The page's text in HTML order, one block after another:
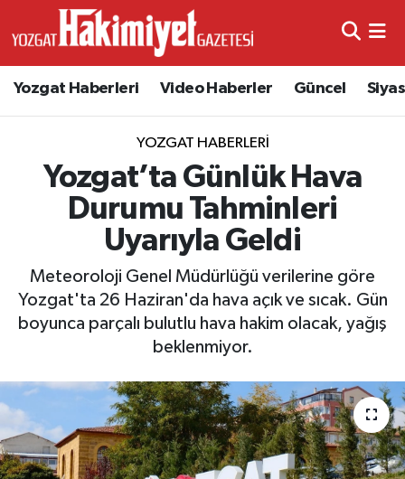
Yozgat Haberleri Video Haberler Güncel
YOZGAT HABERLERI
Yozgat’ta Günlük Hava
Durumu Tahminleri
Uyarıyla Geldi
Meteoroloji Genel Müdürlüğü verilerine göre
Yozgat'ta 26 Haziran'da hava açık ve sıcak. Gün
boyunca parçalı bulutlu hava hakim olacak, yağış
beklenmiyor.